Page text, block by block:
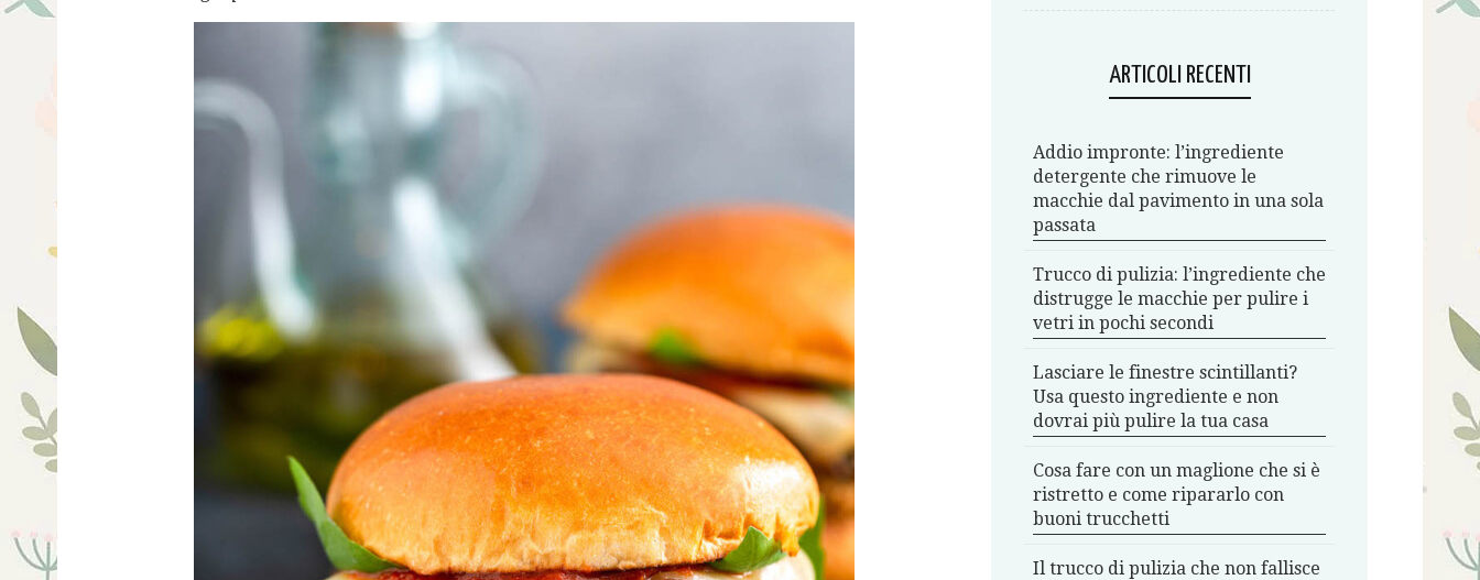
ARTICOLI RECENTI
Addio impronte: l’ingrediente
detergente che rimuove le
macchie dal pavimento in una sola
passata
Trucco di pulizia: l’ingrediente che
distrugge le macchie per pulire i
vetri in pochi secondi
Lasciare le finestre scintillanti?
Usa questo ingrediente e non
dovrai più pulire la tua casa
Cosa fare con un maglione che si è
ristretto e come ripararlo con
buoni trucchetti
Il trucco di pulizia che non fallisce